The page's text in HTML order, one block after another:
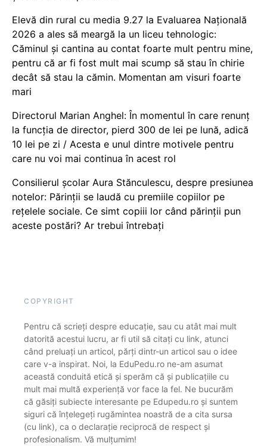
Elevă din rural cu media 9.27 la Evaluarea Națională
2026 a ales să meargă la un liceu tehnologic:
Căminul și cantina au contat foarte mult pentru mine,
pentru că ar fi fost mult mai scump să stau în chirie
decât să stau la cămin. Momentan am visuri foarte
mari
Directorul Marian Anghel: În momentul în care renunț
la funcția de director, pierd 300 de lei pe lună, adică
10 lei pe zi / Acesta e unul dintre motivele pentru
care nu voi mai continua în acest rol
Consilierul școlar Aura Stănculescu, despre presiunea
notelor: Părinții se laudă cu premiile copiilor pe
rețelele sociale. Ce simt copiii lor când părinții pun
aceste postări? Ar trebui întrebați
COPYRIGHT
Pentru că scrieți despre educație, sau cu atât mai mult
datorită acestui lucru, ar fi util să citați cu link, atunci
când preluați un articol, părți dintr-un articol sau o idee
care v-a inspirat. Noi, la EduPedu.ro ne-am asumat
această conduită etică și sperăm că și publicațiile cu
mult mai multă experiență vor face la fel. Ne bucurăm
că găsiți subiecte interesante pe Edupedu.ro și suntem
siguri că înțelegeți rugămintea noastră de a cita sursa
(cu link), ca o declarație reciprocă de respect și
profesionalism. Vă mulțumim!